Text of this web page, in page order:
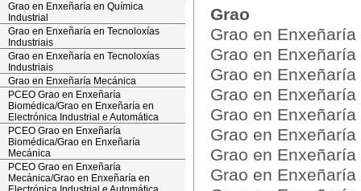
Grao en Enxeñaría en Química
Industrial
Grao en Enxeñaría en Tecnoloxías
Industriais
Grao en Enxeñaría en Tecnoloxías
Industriais
Grao en Enxeñaría Mecánica
PCEO Grao en Enxeñaría
Biomédica/Grao en Enxeñaría en
Electrónica Industrial e Automática
PCEO Grao en Enxeñaría
Biomédica/Grao en Enxeñaría
Mecánica
PCEO Grao en Enxeñaría
Mecánica/Grao en Enxeñaría en
Grao
Grao en
Grao en
Grao en
Grao en
Grao en
Grao en
Grao en
Grao en